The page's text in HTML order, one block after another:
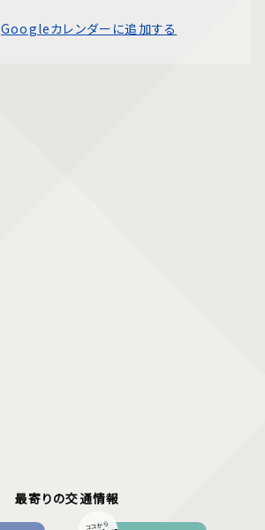
Googleカレンダーに追加する
最寄りの交通情報
ココから